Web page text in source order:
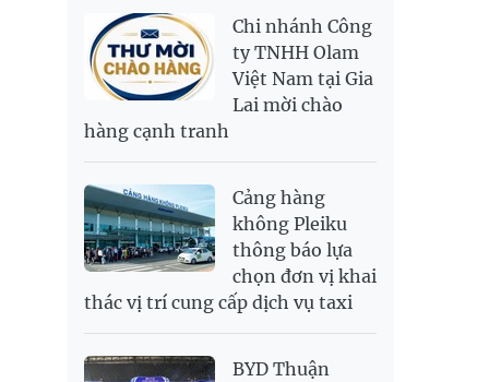
NOK
RUB
300.88
333.06
SAR
6,949.25
7,248.34
2,700.94
2,815.47
SGD
USD
26,020 26,050 26,430
PNJ 138,500,000142,000,000
Chi nhánh Công
ty TNHH Olam
Việt Nam tại Gia
Lai mời chào
hàng cạnh tranh
Cảng hàng
không Pleiku
thông báo lựa
chọn đơn vị khai
thác vị trí cung cấp dịch vụ taxi
BYD Thuận